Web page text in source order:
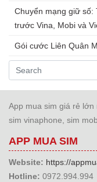
Chuyển mạng giữ số:
trước Vina, Mobi và
Gói cước Liên Quân
App mua sim giá rẻ lớn
sim vinaphone, sim
APP MUA SIM
Website: https://
Hotline: 0972.994.994